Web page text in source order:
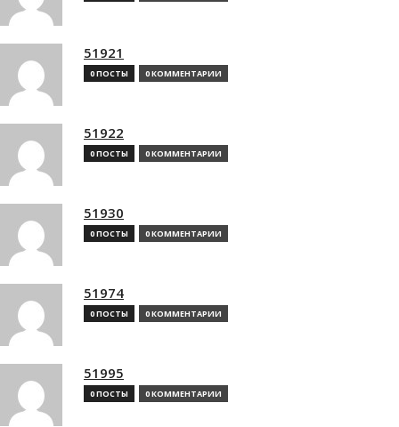
51921
0 ПОСТЫ 0 КОММЕНТАРИИ
51922
0 ПОСТЫ 0 КОММЕНТАРИИ
51930
0 ПОСТЫ 0 КОММЕНТАРИИ
51974
0 ПОСТЫ 0 КОММЕНТАРИИ
51995
0 ПОСТЫ 0 КОММЕНТАРИИ